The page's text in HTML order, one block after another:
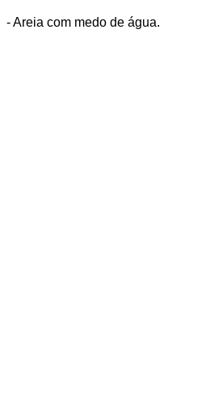
- Areia com medo de água.